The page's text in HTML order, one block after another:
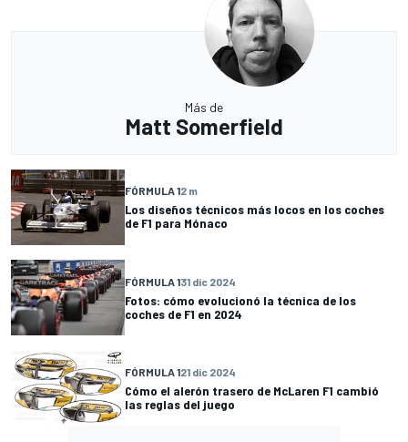
Más de
Matt Somerfield
FÓRMULA 12 m
Los diseños técnicos más locos en los coches
de F1 para Mónaco
FÓRMULA 131 dic 2024
Fotos: cómo evolucionó la técnica de los
coches de F1 en 2024
FÓRMULA 121 dic 2024
Cómo el alerón trasero de McLaren F1 cambió
las reglas del juego